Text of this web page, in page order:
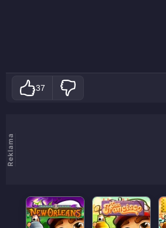
37
Reklama